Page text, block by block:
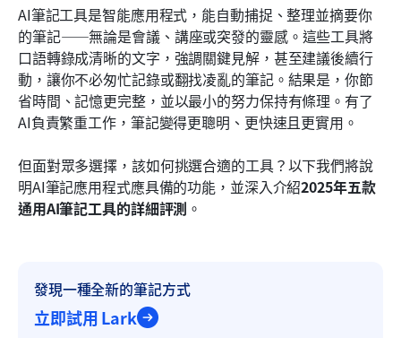
AI筆記工具是智能應用程式，能自動捕捉、整理並摘要你
的筆記——無論是會議、講座或突發的靈感。這些工具將
口語轉錄成清晰的文字，強調關鍵見解，甚至建議後續行
動，讓你不必匆忙記錄或翻找凌亂的筆記。結果是，你節
省時間、記憶更完整，並以最小的努力保持有條理。有了
AI負責繁重工作，筆記變得更聰明、更快速且更實用。
但面對眾多選擇，該如何挑選合適的工具？以下我們將說
明AI筆記應用程式應具備的功能，並深入介紹2025年五款
通用AI筆記工具的詳細評測 。
發現一種全新的筆記方式
立即試用 Lark
常見問題